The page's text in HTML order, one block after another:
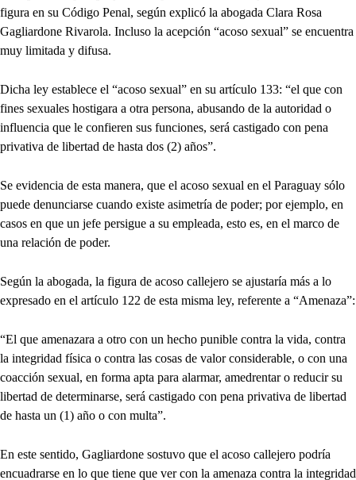
figura en su Código Penal, según explicó la abogada Clara Rosa
Gagliardone Rivarola. Incluso la acepción “acoso sexual” se encuentra
muy limitada y difusa.
Dicha ley establece el “acoso sexual” en su artículo 133: “el que con
fines sexuales hostigara a otra persona, abusando de la autoridad o
influencia que le confieren sus funciones, será castigado con pena
privativa de libertad de hasta dos (2) años”.
Se evidencia de esta manera, que el acoso sexual en el Paraguay sólo
puede denunciarse cuando existe asimetría de poder; por ejemplo, en
casos en que un jefe persigue a su empleada, esto es, en el marco de
una relación de poder.
Según la abogada, la figura de acoso callejero se ajustaría más a lo
expresado en el artículo 122 de esta misma ley, referente a “Amenaza”:
“El que amenazara a otro con un hecho punible contra la vida, contra
la integridad física o contra las cosas de valor considerable, o con una
coacción sexual, en forma apta para alarmar, amedrentar o reducir su
libertad de determinarse, será castigado con pena privativa de libertad
de hasta un (1) año o con multa”.
En este sentido, Gagliardone sostuvo que el acoso callejero podría
encuadrarse en lo que tiene que ver con la amenaza contra la integridad